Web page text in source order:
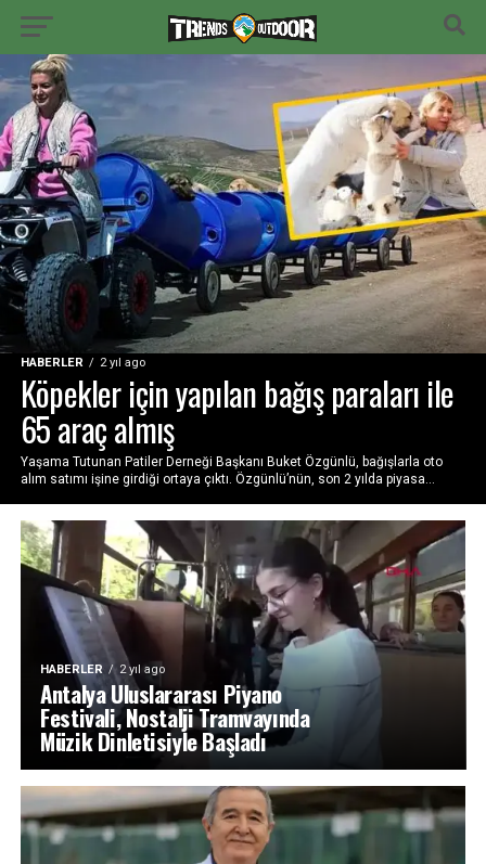
HABERLER 2 yıl ago
Köpekler için yapılan bağış paraları ile
65 araç almış
Yaşama Tutunan Patiler Derneği Başkanı Buket Özgünlü, bağışlarla oto
alım satımı işine girdiği ortaya çıktı. Özgünlü’nün, son 2 yılda piyasa...
HABERLER 2 yıl ago
Antalya Uluslararası Piyano
Festivali, Nostalji Tramvayında
Müzik Dinletisiyle Başladı